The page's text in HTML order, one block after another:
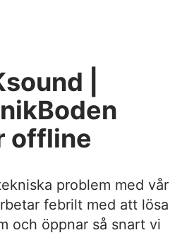
|
offline
problem med vår
febrilt med att lösa
och öppnar så snart vi